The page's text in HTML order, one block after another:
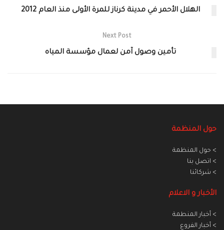
الهلال الأحمر في مدينة كرناز للمرة الأولى منذ العام 2012
Next Post
تأمين وصول آمن لعمال مؤسسة المياه
حول المنظمة
> حول المنظمة
> اتصل بنا
> شركائنا
الأخبار و الاعلام
> أخبار المنطمة
> أخبار الفروع